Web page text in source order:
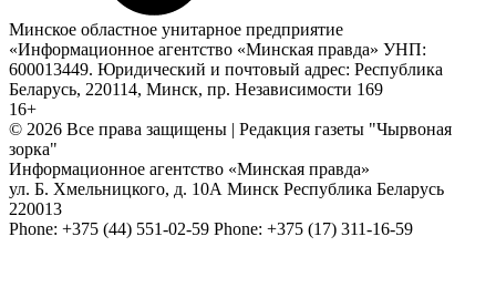
Минское областное унитарное предприятие
«Информационное агентство «Минская правда» УНП:
600013449. Юридический и почтовый адрес: Республика
Беларусь, 220114, Минск, пр. Независимости 169
16+
© 2026 Все права защищены | Редакция газеты "Чырвоная
зорка"
Информационное агентство «Минская правда»
ул. Б. Хмельницкого, д. 10А Минск Республика Беларусь
220013
Phone: +375 (44) 551-02-59 Phone: +375 (17) 311-16-59